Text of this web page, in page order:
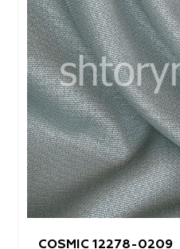
COSMIC 12278-0209